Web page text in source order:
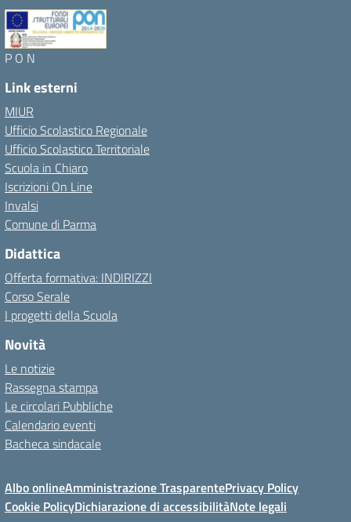
P O N
Link esterni
MIUR
Ufficio Scolastico Regionale
Ufficio Scolastico Territoriale
Scuola in Chiaro
Iscrizioni On Line
Invalsi
Comune di Parma
Didattica
Offerta formativa: INDIRIZZI
Corso Serale
I progetti della Scuola
Novità
Le notizie
Rassegna stampa
Le circolari Pubbliche
Calendario eventi
Bacheca sindacale
Albo onlineAmministrazione TrasparentePrivacy Policy
Cookie PolicyDichiarazione di accessibilitàNote legali